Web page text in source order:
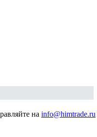
на info@himtrade.ru